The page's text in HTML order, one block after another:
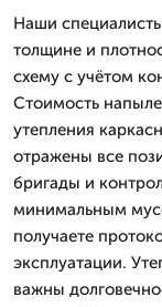
Наши
толщине и
схему с учётом
Стоимость
утепления
отражены все
бригады и
минимальным
получаете
эксплуатации.
важны